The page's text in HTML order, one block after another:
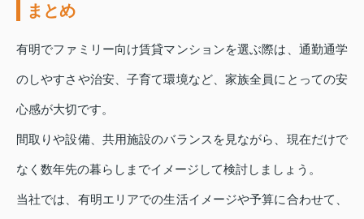
まとめ
有明でファミリー向け賃貸マンションを選ぶ際は、通勤通学
のしやすさや治安、子育て環境など、家族全員にとっての安
心感が大切です。
間取りや設備、共用施設のバランスを見ながら、現在だけで
なく数年先の暮らしまでイメージして検討しましょう。
当社では、有明エリアでの生活イメージや予算に合わせて、